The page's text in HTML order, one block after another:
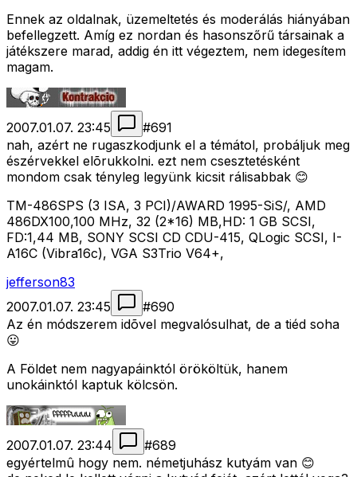
Ennek az oldalnak, üzemeltetés és moderálás hiányában
befellegzett. Amíg ez nordan és hasonszőrű társainak a
játékszere marad, addig én itt végeztem, nem idegesítem
magam.
2007.01.07. 23:45 #691
nah, azért ne rugaszkodjunk el a témátol, probáljuk meg
észérvekkel elõrukkolni. ezt nem csesztetésként
mondom csak tényleg legyünk kicsit rálisabbak 😊
TM-486SPS (3 ISA, 3 PCI)/AWARD 1995-SiS/, AMD
486DX100,100 MHz, 32 (2*16) MB,HD: 1 GB SCSI,
FD:1,44 MB, SONY SCSI CD CDU-415, QLogic SCSI, I-
A16C (Vibra16c), VGA S3Trio V64+,
jefferson83
2007.01.07. 23:45
#690
Az én módszerem idõvel megvalósulhat, de a tiéd soha
😛
A Földet nem nagyapáinktól örököltük, hanem
unokáinktól kaptuk kölcsön.
2007.01.07. 23:44 #689
egyértelmû hogy nem. németjuhász kutyám van 😊